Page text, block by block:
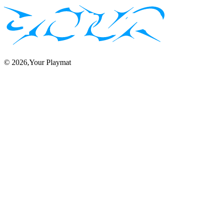
© 2026,Your Playmat